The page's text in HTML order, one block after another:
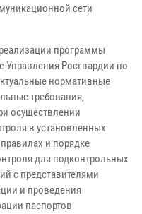
сети
программы
Управления Росгвардии по
нормативные
требования,
осуществлении
в установленных
и порядке
для подконтрольных
с представителями
и проведения
паспортов